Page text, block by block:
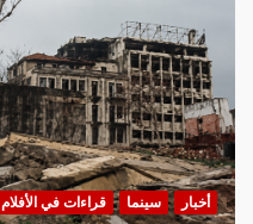
أخبار سينما قراءات في الأفلام